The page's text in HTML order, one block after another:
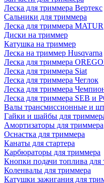
Леска для триммера Вертекс
Сальники для триммера
Леска для триммера MATUR
Диски на триммер
Катушка на триммер
Леска на триммер Husqvarna
Леска для триммера
Леска для триммера Siat
Леска для триммера Чеглок
Леска для триммера
Леска для триммера SEB и
Валы трансмиссионные и
Гайки и шайбы для
Амортизаторы для триммера
Оснастка для триммера
Канаты для стартера
Карбюраторы для триммера
Кнопки подачи топлива для
Коленвалы для триммера
Катушки зажигания для